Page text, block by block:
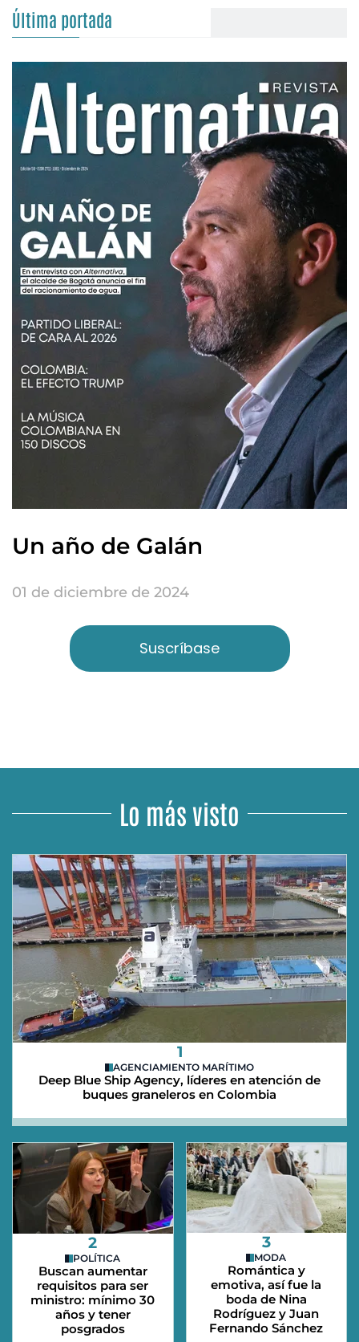
Última portada
Un año de Galán
01 de diciembre de 2024
Suscríbase
Lo más visto
1
AGENCIAMIENTO MARÍTIMO
Deep Blue Ship Agency, líderes en atención de
buques graneleros en Colombia
2
POLÍTICA
Buscan aumentar
requisitos para ser
ministro: mínimo 30
años y tener
posgrados
3
MODA
Romántica y
emotiva, así fue la
boda de Nina
Rodríguez y Juan
Fernando Sánchez